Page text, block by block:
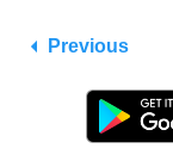
Previous